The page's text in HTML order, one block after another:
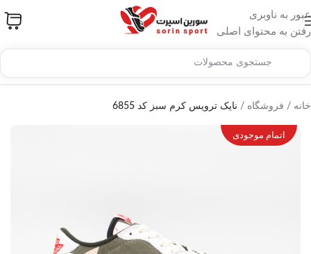
عبور به ناوبری
رفتن به محتوای اصلی
خانه / فروشگاه / نایک ترویس کرم سبز کد 6855
اتمام موجودی